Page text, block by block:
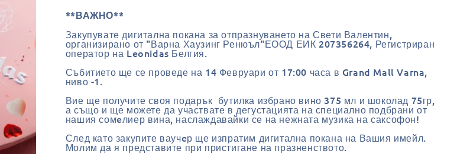
**ВАЖНО**
Закупувате дигитална покана за отпразнуването на Свети Валентин,
организирано от "Варна Хаузинг Ренюъл"ЕООД ЕИК 207356264, Регистриран
оператор на Leonidas Белгия.
Събитието ще се проведе на 14 Февруари от 17:00 часа в Grand Mall Varna,
ниво -1.
Вие ще получите своя подарък бутилка избрано вино 375 мл и шоколад 75гр,
а също и ще можете да участвате в дегустацията на специално подбрани от
нашия сомeлиер вина, наслаждавайки се на нежната музика на саксофон!
След като закупите ваучeр ще изпратим дигитална покана на Вашия имейл.
Молим да я представите при пристигане на празненството.